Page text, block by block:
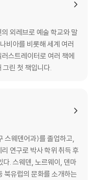
외레브로 예술 학교와 말
비아를 비롯해 세계 여러
스트레이터로 여러 책에
그린 첫 책입니다.
스웨덴어과)를 졸업하고,
연구로 박사 학위 취득 후
다. 스웨덴, 노르웨이, 덴마
북유럽의 문화를 소개하는